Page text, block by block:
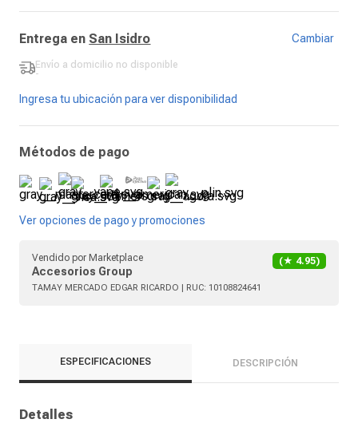
Entrega en San Isidro Cambiar
Envío a domicilio no disponible
-
Ingresa tu ubicación para ver disponibilidad
Métodos de pago
Ver opciones de pago y promociones
Vendido por Marketplace
Accesorios Group
(★ 4.95)
TAMAY MERCADO EDGAR RICARDO | RUC: 10108824641
ESPECIFICACIONES DESCRIPCIÓN
Detalles